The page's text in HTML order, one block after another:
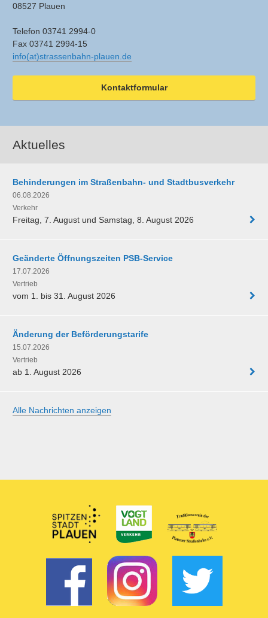
08527 Plauen
Telefon 03741 2994-0
Fax 03741 2994-15
info(at)strassenbahn-plauen.de
Kontaktformular
Aktuelles
Behinderungen im Straßenbahn- und Stadtbusverkehr
06.08.2026
Verkehr
Freitag, 7. August und Samstag, 8. August 2026
Geänderte Öffnungszeiten PSB-Service
17.07.2026
Vertrieb
vom 1. bis 31. August 2026
Änderung der Beförderungstarife
15.07.2026
Vertrieb
ab 1. August 2026
Alle Nachrichten anzeigen